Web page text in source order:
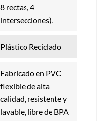
8 rectas, 4
intersecciones).
Plástico Reciclado
Fabricado en PVC
flexible de alta
calidad, resistente y
lavable, libre de BPA